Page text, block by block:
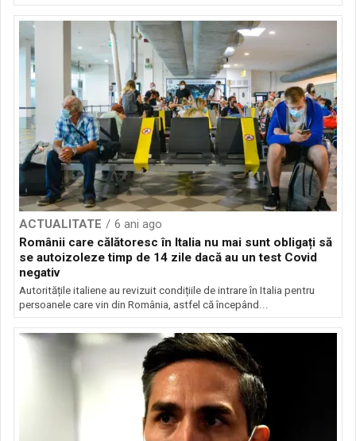
ACTUALITATE
6 ani ago
Românii care călătoresc în Italia nu mai sunt obligați să
se autoizoleze timp de 14 zile dacă au un test Covid
negativ
Autoritățile italiene au revizuit condițiile de intrare în Italia pentru
persoanele care vin din România, astfel că începând...